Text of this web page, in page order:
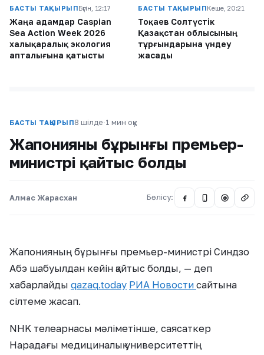
БАСТЫ ТАҚЫРЫПБүгін, 12:17
Жаңа адамдар Caspian
Sea Action Week 2026
халықаралық экология
апталығына қатысты
БАСТЫ ТАҚЫРЫПКеше, 20:21
Тоқаев Солтүстік
Қазақстан облысының
тұрғындарына үндеу
жасады
БАСТЫ ТАҚЫРЫП8 шілде·1 мин оқу
Жапонияның бұрынғы премьер-
министрі қайтыс болды
Алмас Жарасхан Бөлісу: @
Жапонияның бұрынғы премьер-министрі Синдзо
Абэ шабуылдан кейін қайтыс болды, — деп
хабарлайды qazaq.today РИА Новости сайтына
сілтеме жасап.
NHK телеарнасы мәліметінше, саясаткер
Нарадағы медициналық университеттің